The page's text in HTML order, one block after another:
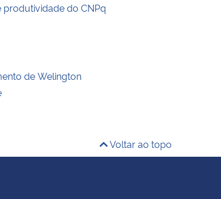
do CNPq
de Welington
Voltar ao topo